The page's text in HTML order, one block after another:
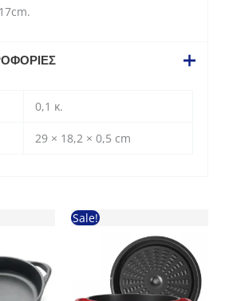
0,1 κ.
29 × 18,2 × 0,5 cm
Sale!